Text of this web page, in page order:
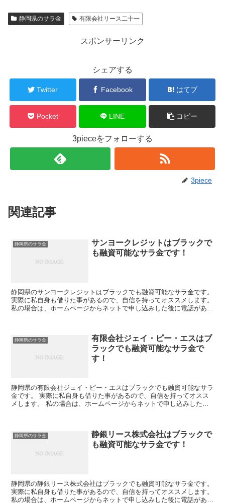
静岡県のサラ金 有限会社リース二十一
スポンサーリンク
シェアする
Twitter Facebook はてブ
Pocket LINE コピー
3pieceをフォローする
3piece
関連記事
静岡県のサラ金
サンヨークレジットはブラックで
も融資可能なサラ金です！
静岡県のサンヨークレジットはブラックでも融資可能なサラ金です。
実際に私自身も借りた事があるので、自信を持ってオススメします。
私の場合は、ホームページからネットで申し込みした後に電話があ
静岡県のサラ金
有限会社ジェイ・ピー・エスはブ
ラックでも融資可能なサラ金で
す！
静岡県の有限会社ジェイ・ピー・エスはブラックでも融資可能なサラ
金です。 実際に私自身も借りた事があるので、自信を持ってオスス
メします。 私の場合は、ホームページからネットで申し込みした後
静岡県のサラ金
静銀リース株式会社はブラックで
も融資可能なサラ金です！
静岡県の静銀リース株式会社はブラックでも融資可能なサラ金です。
実際に私自身も借りた事があるので、自信を持ってオススメします。
私の場合は、ホームページからネットで申し込みした後に電話があ